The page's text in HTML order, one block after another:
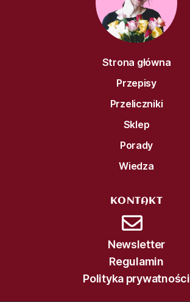
Strona główna
Przepisy
Przeliczniki
Sklep
Porady
Wiedza
KONTAKT
Newsletter
Regulamin
Polityka prywatności